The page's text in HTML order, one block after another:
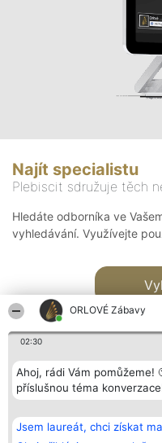
ORLOVÉ Zábavy
02:30
Ahoj, rádi Vám pomůžeme!
příslušnou téma
Jsem laureát, chci získat
Najít specialistu
Plebiscit sdružuje těch
Hledáte odborníka ve
vyhledávání. Využívejte
Bright Side Solutions sp. z o.
o. sp. k.
ul. Ruska 22